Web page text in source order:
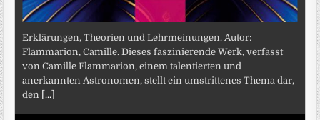
Erklärungen, Theorien und Lehrmeinungen. Autor:
Flammarion, Camille. Dieses faszinierende Werk, verfasst
von Camille Flammarion, einem talentierten und
anerkannten Astronomen, stellt ein umstrittenes Thema dar,
den [...]